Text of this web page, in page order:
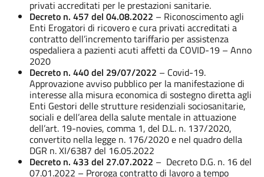
privati accreditati per le prestazioni sanitarie.
Decreto n. 457 del 04.08.2022 – Riconoscimento agli
Enti Erogatori di ricovero e cura privati accreditati a
contratto dell’incremento tariffario per assistenza
ospedaliera a pazienti acuti affetti da COVID-19 – Anno
2020
Decreto n. 440 del 29/07/2022 – Covid-19.
Approvazione avviso pubblico per la manifestazione di
interesse alla misura economica di sostegno diretta agli
Enti Gestori delle strutture residenziali sociosanitarie,
sociali e dell’area della salute mentale in attuazione
dell’art. 19-novies, comma 1, del D.L. n. 137/2020,
convertito nella legge n. 176/2020 e nel quadro della
DGR n. XI/6387 del 16.05.2022
Decreto n. 433 del 27.07.2022 – Decreto D.G. n. 16 del
07.01.2022 – Proroga contratto di lavoro a tempo